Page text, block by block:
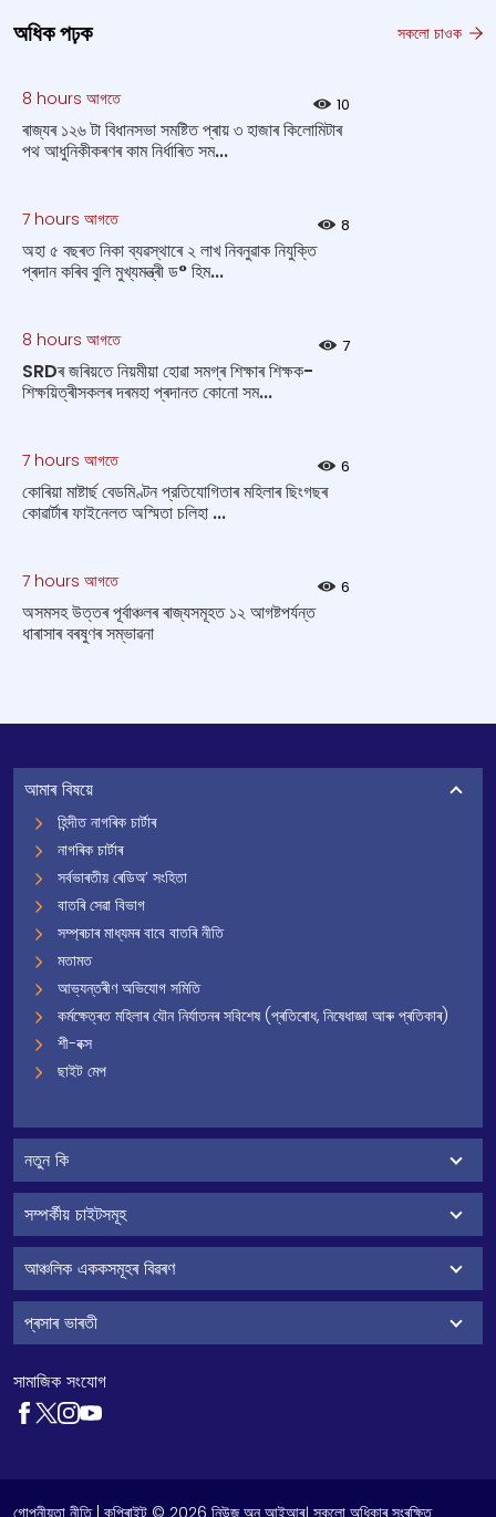
অধিক পঢ়ক সকলো চাওক
8 hours আগতে 10
ৰাজ্যৰ ১২৬ টা বিধানসভা সমষ্টিত প্ৰায় ৩ হাজাৰ কিলোমিটাৰ
পথ আধুনিকীকৰণৰ কাম নিৰ্ধাৰিত সম...
7 hours আগতে 8
অহা ৫ বছৰত নিকা ব্যৱস্থাৰে ২ লাখ নিবনুৱাক নিযুক্তি
প্ৰদান কৰিব বুলি মুখ্যমন্ত্ৰী ড° হিম...
8 hours আগতে 7
SRDৰ জৰিয়তে নিয়মীয়া হোৱা সমগ্ৰ শিক্ষাৰ শিক্ষক-
শিক্ষয়িত্ৰীসকলৰ দৰমহা প্ৰদানত কোনো সম...
7 hours আগতে 6
কোৰিয়া মাষ্টাৰ্ছ বেডমিণ্টন প্রতিযোগিতাৰ মহিলাৰ ছিংগছৰ
কোৱাৰ্টাৰ ফাইনেলত অস্মিতা চলিহা ...
7 hours আগতে 6
অসমসহ উত্তৰ পূৰ্বাঞ্চলৰ ৰাজ্যসমূহত ১২ আগষ্টপর্যন্ত
ধাৰাসাৰ বৰষুণৰ সম্ভাৱনা
আমাৰ বিষয়ে
হিন্দীত নাগৰিক চাৰ্টাৰ
নাগৰিক চাৰ্টাৰ
সৰ্বভাৰতীয় ৰেডিঅ’ সংহিতা
বাতৰি সেৱা বিভাগ
সম্প্ৰচাৰ মাধ্যমৰ বাবে বাতৰি নীতি
মতামত
আভ্যন্তৰীণ অভিযোগ সমিতি
কৰ্মক্ষেত্ৰত মহিলাৰ যৌন নিৰ্যাতনৰ সবিশেষ (প্ৰতিৰোধ, নিষেধাজ্ঞা আৰু প্ৰতিকাৰ)
শী-বক্স
ছাইট মেপ
নতুন কি
সম্পৰ্কীয় চাইটসমূহ
আঞ্চলিক এককসমূহৰ বিৱৰণ
প্ৰসাৰ ভাৰতী
সামাজিক সংযোগ